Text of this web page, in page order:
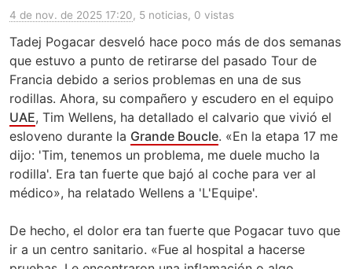
4 de nov. de 2025 17:20, 5 noticias, 0 vistas
Tadej Pogacar desveló hace poco más de dos semanas
que estuvo a punto de retirarse del pasado Tour de
Francia debido a serios problemas en una de sus
rodillas. Ahora, su compañero y escudero en el equipo
UAE, Tim Wellens, ha detallado el calvario que vivió el
esloveno durante la Grande Boucle. «En la etapa 17 me
dijo: 'Tim, tenemos un problema, me duele mucho la
rodilla'. Era tan fuerte que bajó al coche para ver al
médico», ha relatado Wellens a 'L'Equipe'.
De hecho, el dolor era tan fuerte que Pogacar tuvo que
ir a un centro sanitario. «Fue al hospital a hacerse